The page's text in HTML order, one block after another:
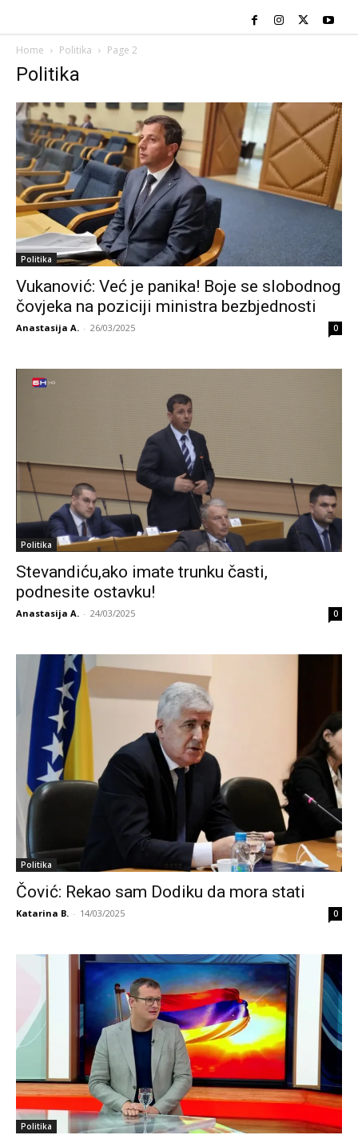
Home Politika Page 2
Politika
Politika
Vukanović: Već je panika! Boje se slobodnog
čovjeka na poziciji ministra bezbjednosti
Anastasija A. - 26/03/2025 0
Politika
Stevandiću,ako imate trunku časti,
podnesite ostavku!
Anastasija A. - 24/03/2025 0
Politika
Čović: Rekao sam Dodiku da mora stati
Katarina B. - 14/03/2025 0
Politika